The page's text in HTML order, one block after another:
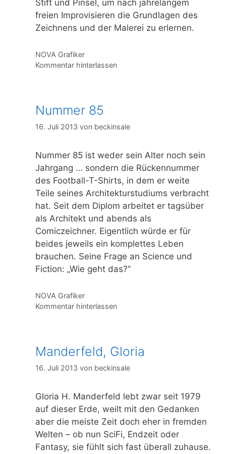
Stift und Pinsel, um nach jahrelangem
freien Improvisieren die Grundlagen des
Zeichnens und der Malerei zu erlernen.
Kategorien
NOVA Grafiker
Kommentar hinterlassen
Nummer 85
16. Juli 2013 von beckinsale
Nummer 85 ist weder sein Alter noch sein
Jahrgang … sondern die Rückennummer
des Football-T-Shirts, in dem er weite
Teile seines Architekturstudiums verbracht
hat. Seit dem Diplom arbeitet er tagsüber
als Architekt und abends als
Comiczeichner. Eigentlich würde er für
beides jeweils ein komplettes Leben
brauchen. Seine Frage an Science und
Fiction: „Wie geht das?“
Kategorien
NOVA Grafiker
Kommentar hinterlassen
Manderfeld, Gloria
16. Juli 2013 von beckinsale
Gloria H. Manderfeld lebt zwar seit 1979
auf dieser Erde, weilt mit den Gedanken
aber die meiste Zeit doch eher in fremden
Welten – ob nun SciFi, Endzeit oder
Fantasy, sie fühlt sich fast überall zuhause.